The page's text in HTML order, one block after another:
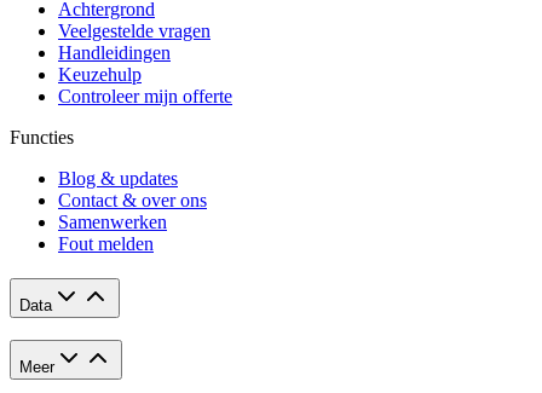
Achtergrond
Veelgestelde vragen
Handleidingen
Keuzehulp
Controleer mijn offerte
Functies
Blog & updates
Contact & over ons
Samenwerken
Fout melden
Data
Meer